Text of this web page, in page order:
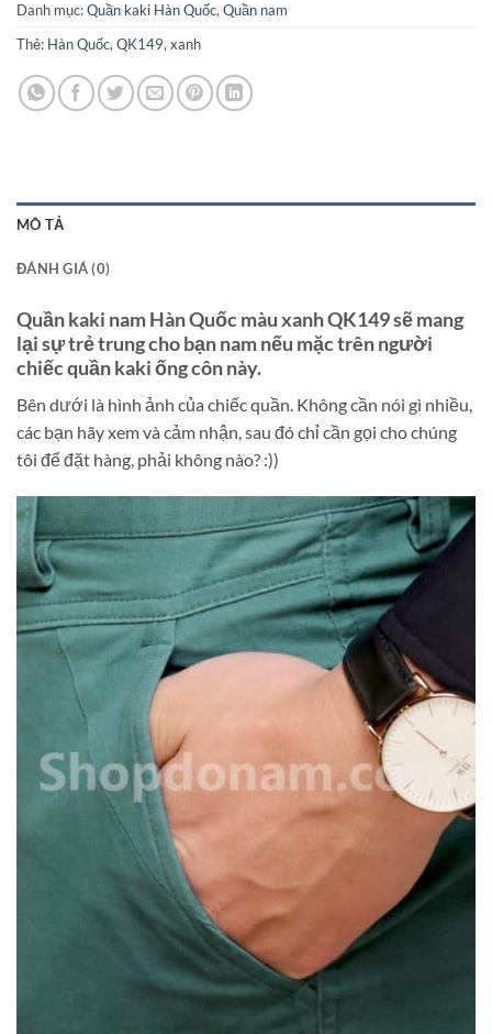
Danh mục:Quần kaki Hàn Quốc,Quần nam
Thẻ: Hàn Quốc,QK149,xanh
MÔ TẢ
ĐÁNH GIÁ (0)
Quần kaki nam Hàn Quốc màu xanh QK149 sẽ mang
lại sự trẻ trung cho bạn nam nếu mặc trên người
chiếc quần kaki ống côn này.
Bên dưới là hình ảnh của chiếc quần. Không cần nói gì nhiều,
các bạn hãy xem và cảm nhận, sau đó chỉ cần gọi cho chúng
tôi để đặt hàng, phải không nào? :))